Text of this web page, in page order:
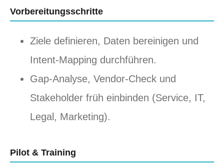
Vorbereitungsschritte
Ziele definieren, Daten bereinigen und
Intent-Mapping durchführen.
Gap-Analyse, Vendor-Check und
Stakeholder früh einbinden (Service, IT,
Legal, Marketing).
Pilot & Training